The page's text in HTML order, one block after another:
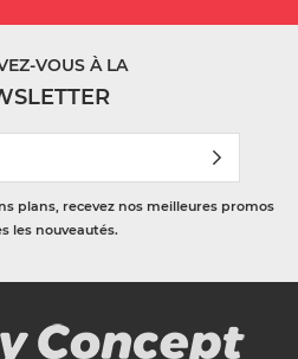
VOUS À LA
plans, recevez nos meilleures promos
les nouveautés.